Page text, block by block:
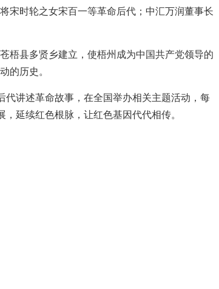
宋时轮之女宋百一等革命后代；中汇万润董事长
县多贤乡建立，使梧州成为中国共产党领导的
的历史。
代讲述革命故事，在全国举办相关主题活动，每
延续红色根脉，让红色基因代代相传。